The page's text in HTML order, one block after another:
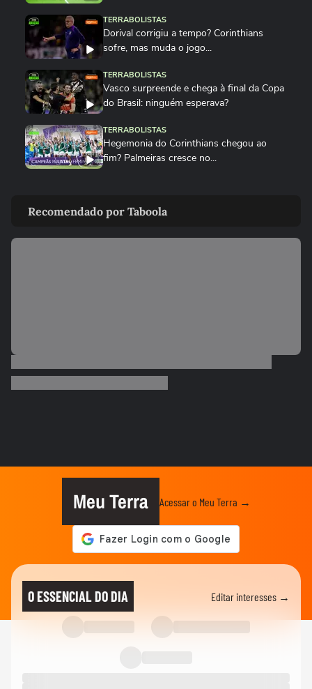
TERRABOLISTAS
Dorival corrigiu a tempo? Corinthians
sofre, mas muda o jogo...
TERRABOLISTAS
Vasco surpreende e chega à final da Copa
do Brasil: ninguém esperava?
TERRABOLISTAS
Hegemonia do Corinthians chegou ao
fim? Palmeiras cresce no...
TERRABOLISTAS
Brasileiro
Brasil vai chegar forte em 2026? Ancelotti
ainda busca o time ideal
Neymar deve ir à Copa? Discussão quente
sobre físico e função no...
Seleção perdeu identidade? Debate sobre
Recomendado por Taboola
Meu Terra Acessar o Meu Terra →
O ESSENCIAL DO DIA Editar interesses →